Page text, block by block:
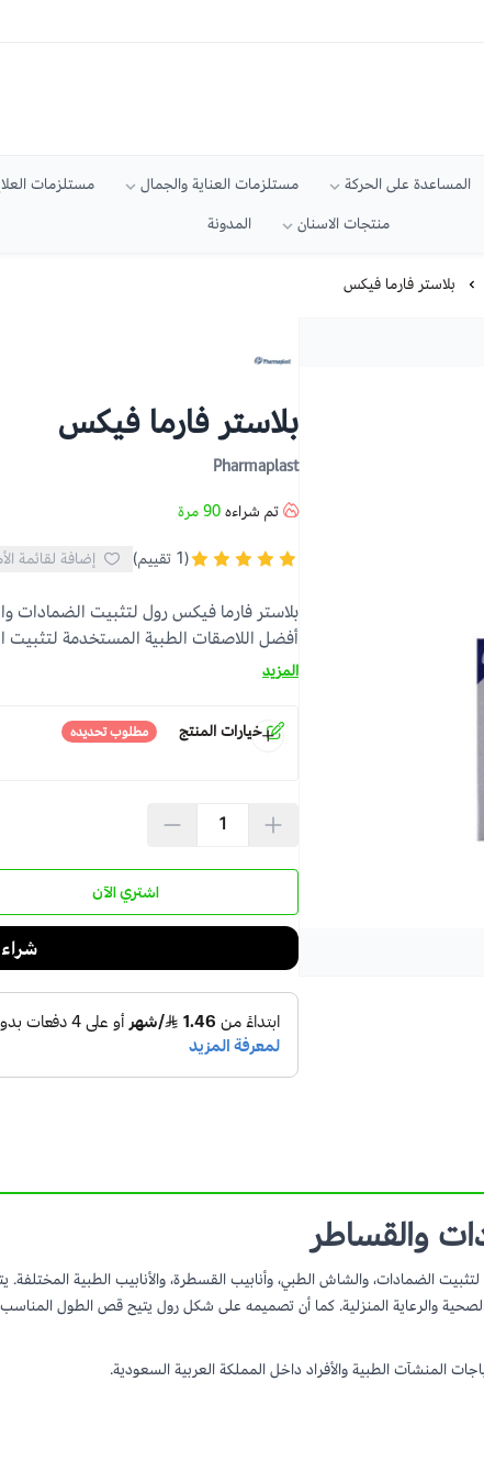
المساعدة على الحركة مستلزمات العناية والجمال مستلزمات
منتجات الاسنان
المدونة
بلاستر فارما فيكس
بلاستر فارما فيكس
Pharmaplast
تم شراءه90مرة
(1 تقييم) إضافة لقائمة
أفضل اللاصقات الطبية المستخدمة لتثبيت
المزيد
خيارات المنتج مطلوب تحديده
اشتري الآن
والقساطر
الضمادات، والشاش الطبي، وأنابيب القسطرة، والأنابيب الطبية المختلفة.
والرعاية المنزلية. كما أن تصميمه على شكل رول يتيح قص الطول
المنشآت الطبية والأفراد داخل المملكة العربية السعودية.